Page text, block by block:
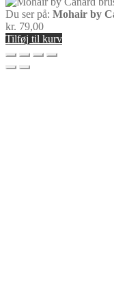
Du ser på: Mohair by
kr. 79,00
Tilføj til kurv